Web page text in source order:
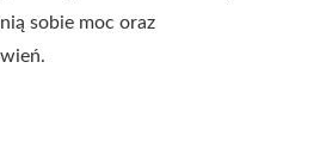
sobie moc oraz